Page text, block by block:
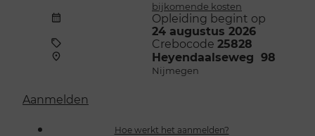
bijkomende kosten
Opleiding begint op
24 augustus 2026
Crebocode 25828
Heyendaalseweg 98
Nijmegen
Aanmelden
Hoe werkt het aanmelden?